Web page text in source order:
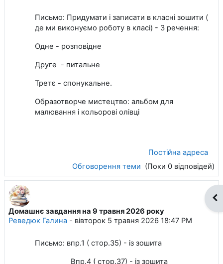
Письмо: Придумати і записати в класні зошити (
де ми виконуємо роботу в класі) - 3 речення:
Одне - розповідне
Друге - питальне
Третє - спонукальне.
Образотворче мистецтво: альбом для
малювання і кольорові олівці
Постійна адреса
Обговорення теми (Поки 0 відповідей)
Домашнє завдання на 9 травня 2026 року
Реведюк Галина - вівторок 5 травня 2026 18:47 PM
Письмо: впр.1 ( стор.35) - із зошита
Впр.4 ( стор.37) - із зошита